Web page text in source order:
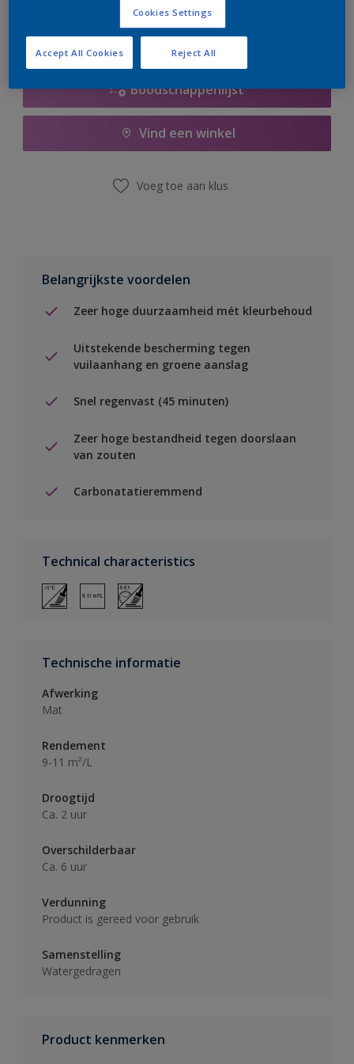
Boodschappenlijst
Vind een winkel
Voeg toe aan klus
Belangrijkste voordelen
Zeer hoge duurzaamheid mét kleurbehoud
Uitstekende bescherming tegen
vuilaanhang en groene aanslag
Snel regenvast (45 minuten)
Zeer hoge bestandheid tegen doorslaan
van zouten
Carbonatatieremmend
Technical characteristics
Technische informatie
Afwerking
Mat
Rendement
9-11 m²/L
Droogtijd
Ca. 2 uur
Overschilderbaar
Ca. 6 uur
Verdunning
Product is gereed voor gebruik
Samenstelling
Watergedragen
Product kenmerken
Cookies Settings
Reject All
Accept All Cookies